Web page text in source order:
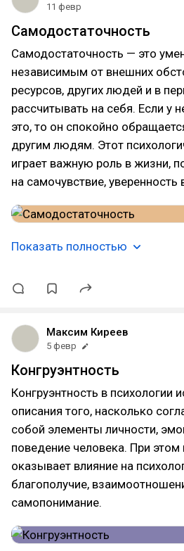
11 февр
Самодостаточность
Самодостаточность — это
независимым от внешних
ресурсов, других людей и в
рассчитывать на себя. Если у
это, то он спокойно
другим людям. Этот
играет важную роль в жизни,
на самочувствие,
Показать полностью
Максим Киреев
5 февр
Конгруэнтность
Конгруэнтность в психологии
описания того, насколько
собой элементы личности,
поведение человека. При этом
оказывает влияние на
благополучие,
самопонимание.